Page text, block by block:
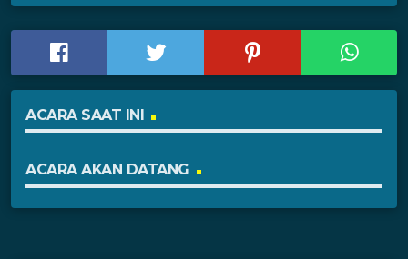
ACARA SAAT INI
ACARA AKAN DATANG